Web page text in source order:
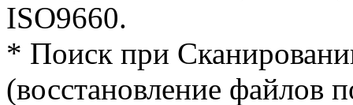
ISO9660.
* Поиск при
(восстановление файлов